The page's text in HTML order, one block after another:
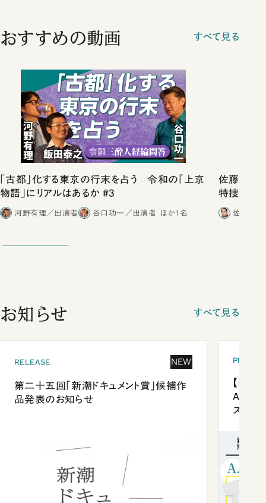
おすすめの動画 すべて見る
「古都」化する東京の行末を占う 令和の「上京
物語」にリアルはあるか #3
河野有理／出演者 谷口功一／出演者 ほか1名
佐藤優vs
特捜取調
合ったこと
佐藤優
お知らせ すべて見る
RELEASE NEW
第二十五回「新潮ドキュメント賞」候補作
品発表のお知らせ
【「新
ズプレ